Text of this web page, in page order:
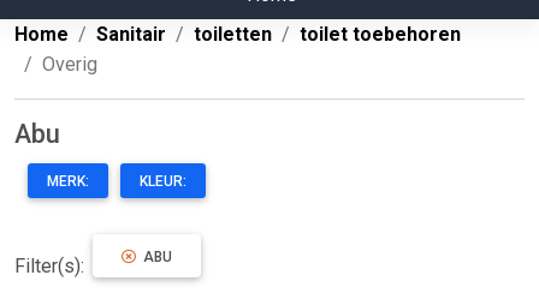
Home
Sanitair toiletten
toilet toebehoren
Overig
Abu
MERK: KLEUR:
Filter(s): ABU